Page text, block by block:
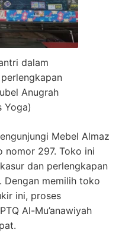
dalam
Anugrah
Yoga)
Mebel Almaz
nomor 297. Toko ini
dan perlengkapan
Dengan memilih toko
ini, proses
Al-Mu’anawiyah